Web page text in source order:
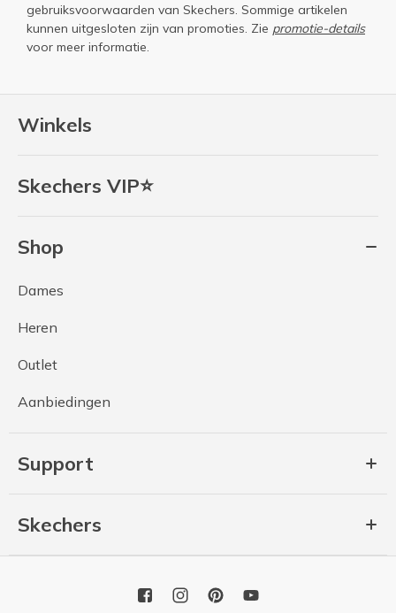
Winkels
Skechers VIP⭐
Shop
Dames
Heren
Outlet
Aanbiedingen
Support
Skechers
gebruiksvoorwaarden van Skechers. Sommige artikelen
kunnen uitgesloten zijn van promoties. Zie promotie-details
voor meer informatie.